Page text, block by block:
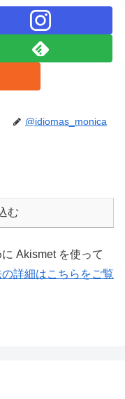
@idiomas_monica
む
Akismet を使って
詳細はこちらをご覧